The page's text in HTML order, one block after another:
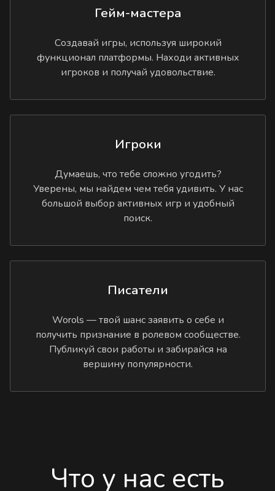
Гейм-мастера
Создавай игры, используя широкий
функционал платформы. Находи активных
игроков и получай удовольствие.
Игроки
Думаешь, что тебе сложно угодить?
Уверены, мы найдем чем тебя удивить. У нас
большой выбор активных игр и удобный
поиск.
Писатели
Worols — твой шанс заявить о себе и
получить признание в ролевом сообществе.
Публикуй свои работы и забирайся на
вершину популярности.
Что у нас есть